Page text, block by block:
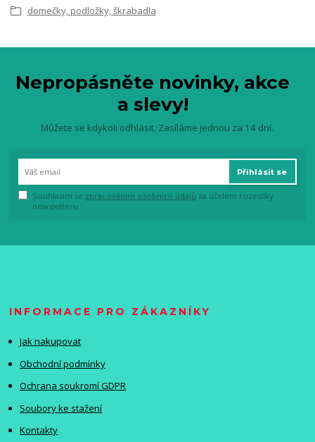
domečky, podložky, škrabadla
Nepropásněte novinky, akce
a slevy!
Můžete se kdykoli odhlásit. Zasíláme jednou za 14 dní.
Přihlásit se
Souhlasím se zpracováním osobních údajů za účelem rozesílky
newsletteru.
INFORMACE PRO ZÁKAZNÍKY
Jak nakupovat
Obchodní podmínky
Ochrana soukromí GDPR
Soubory ke stažení
Kontakty